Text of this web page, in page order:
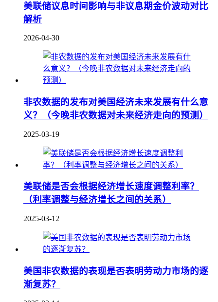
美联储议息时间影响与非议息期金价波动对比
解析
2026-04-30
非农数据的发布对美国经济未来发展有什么意
义？（今晚非农数据对未来经济走向的预测）
2025-03-19
美联储是否会根据经济增长速度调整利率？
（利率调整与经济增长之间的关系）
2025-03-12
美国非农数据的表现是否表明劳动力市场的逐
渐复苏？